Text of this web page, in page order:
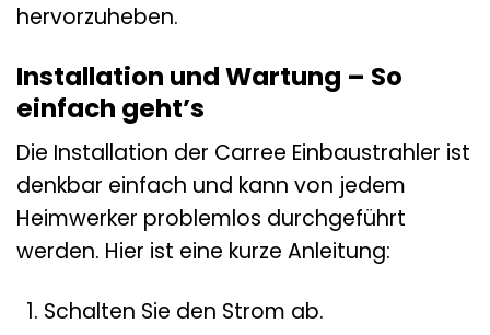
hervorzuheben.
Installation und Wartung – So
einfach geht’s
Die Installation der Carree Einbaustrahler ist
denkbar einfach und kann von jedem
Heimwerker problemlos durchgeführt
werden. Hier ist eine kurze Anleitung:
Schalten Sie den Strom ab.